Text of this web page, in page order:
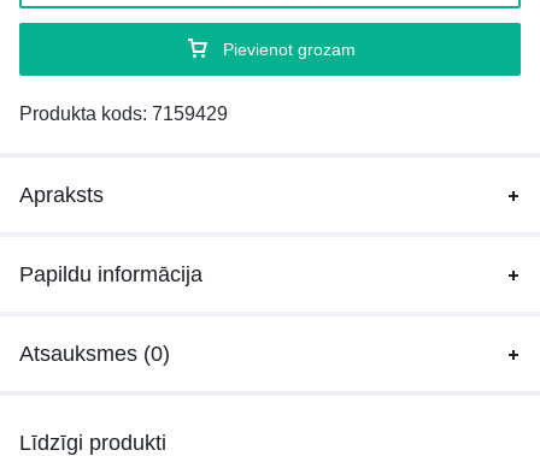
Pievienot grozam
Produkta kods: 7159429
Apraksts
Papildu informācija
Atsauksmes (0)
Līdzīgi produkti